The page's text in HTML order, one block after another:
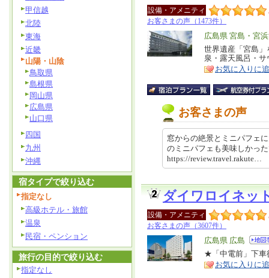
設備・アメニティ
お客さまの声（1473件）
エ
リ
ア
広島県 宮島・宮
特
徴
世界遺産「宮島
泉・露天風呂・
お気に入りに
お客さまの声
窓からの絶景とミニパフェ
のミニパフェも美味しかっ
https://review.travel.rakute…
ダイワロイネッ
設備・アメニティ
お客さまの声（3607件）
エ
リ
ア
広島県 広島
特
徴
★「中電前」下
お気に入りに
甲信越
北陸
東海
近畿
山陽・山陰
鳥取県
島根県
岡山県
広島県
山口県
四国
九州
沖縄
宿タイプで絞り込む
指定なし
高級ホテル・旅館
温泉
民宿・ペンション
旅行の目的で絞り込む
指定なし